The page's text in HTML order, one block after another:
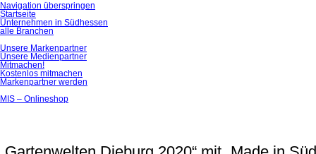
Navigation überspringen
Startseite
Unternehmen in Südhessen
alle Branchen
Unsere Markenpartner
Unsere Medienpartner
Mitmachen!
Kostenlos mitmachen
Markenpartner werden
MIS – Onlineshop